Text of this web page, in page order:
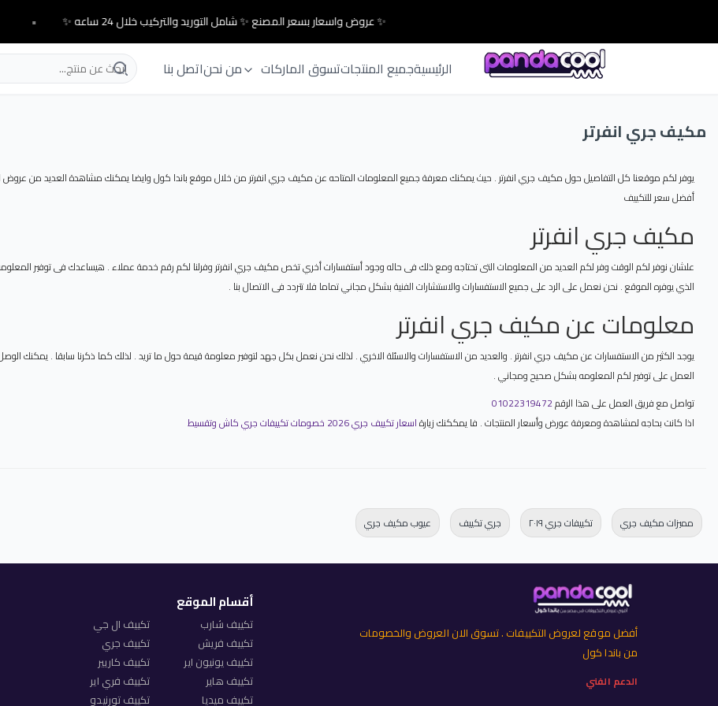
✨ عروض واسعار بسعر المصنع ✨ شامل التوريد والتركيب خلال 24 ساعه ✨ •
الرئيسيةجميع المنتجاتتسوق الماركات من نحناتصل بنا
مكيف جري انفرتر
يوفر لكم موقعنا كل التفاصيل حول مكيف جري انفرتر . حيث يمكنك معرفة جميع المعلومات المتاحه عن مكيف جري انفرتر من خلال موقع باندا كول وايضا يمكنك مشاهدة العديد من عروض
أفضل سعر للتكييف
مكيف جري انفرتر
علشان نوفر لكم الوقت وفر لكم العديد من المعلومات التى تحتاجه ومع ذلك فى حاله وجود أستفسارات أخري تخص مكيف جري انفرتر وفرلنا لكم رقم خدمة عملاء . هيساعدك فى توفير
الذي يوفره الموقع . نحن نعمل على الرد على جميع الاستفسارات والاستشارات الفنية بشكل مجاني تماما فلا تتردد فى الاتصال بنا .
معلومات عن مكيف جري انفرتر
يوجد الكثير من الاستفسارات عن مكيف جري انفرتر . والعديد من الاستفسارات والاسئلة الاخري . لذلك نحن نعمل بكل جهد لتوفير معلومة قيمة حول ما تريد . لذلك كما ذكرنا سابقا . يمكنك
العمل على توفير لكم المعلومه بشكل صحيح ومجاني .
تواصل مع فريق العمل على هذا الرقم01022319472
اذا كانت بحاجه لمشاهدة ومعرفة عورض وأسعار المنتجات . فا يمككنك زيارةاسعار تكييف جري 2026 خصومات تكييفات جري كاش وتقسيط
مميزات مكيف جري تكييفات جري ٢٠١٩ جري تكييف عيوب مكيف جري
أفضل موقع لعروض التكييفات . تسوق الان العروض والخصومات
من باندا كول
الدعم الفني
أقسام الموقع
تكييف شارب
تكييف ال جي
تكييف فريش
تكييف جري
تكييف يونيون اير
تكييف كاريير
تكييف هاير
تكييف فري اير
تكييف ميديا
تكييف تورنيدو